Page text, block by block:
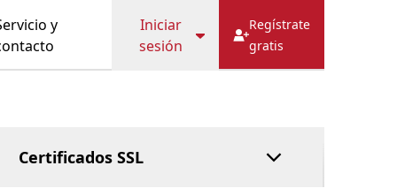
y
Iniciar
sesión
Regístrate
gratis
Certificados SSL
Hostbill
HostFact